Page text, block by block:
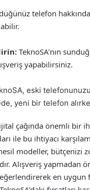
telefon
TeknoSA’nın
yapabilirsiniz.
eski
yeni bir telefon
çağında önemli bir
ile bu ihtiyacı
modeller, bütçenizi
Alışveriş yapmadan
en